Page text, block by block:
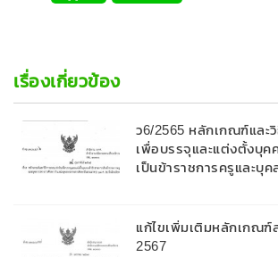
เรื่องเกี่ยวข้อง
ว6/2565 หลักเกณฑ์และ
เพื่อบรรจุและแต่งตั้งบุค
เป็นข้าราชการครูและบุ
ศาสตร์จุฬาภรณราชวิท
สำนักงานคณะกรรมการ
แก้ไขเพิ่มเติมหลักเกณ
2567